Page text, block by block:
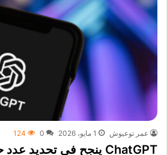
عمر توعيوش 1 مايو، 2026 0
124